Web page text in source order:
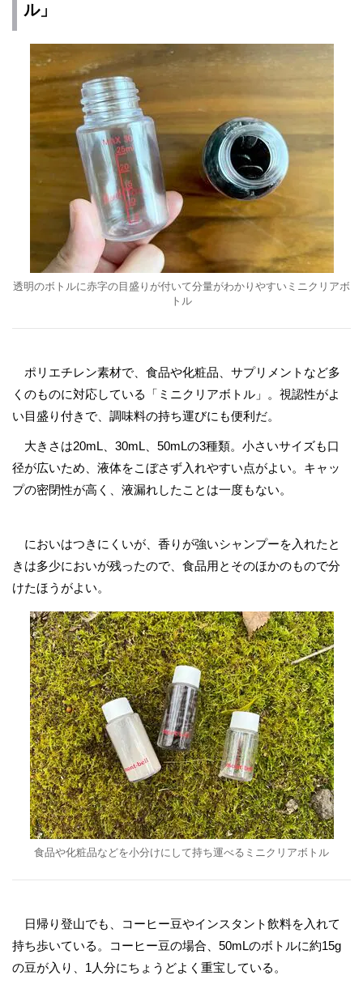
ル」
透明のボトルに赤字の目盛りが付いて分量がわかりやすいミニクリアボ
トル
ポリエチレン素材で、食品や化粧品、サプリメントなど多
くのものに対応している「ミニクリアボトル」。視認性がよ
い目盛り付きで、調味料の持ち運びにも便利だ。
大きさは20mL、30mL、50mLの3種類。小さいサイズも口
径が広いため、液体をこぼさず入れやすい点がよい。キャッ
プの密閉性が高く、液漏れしたことは一度もない。
においはつきにくいが、香りが強いシャンプーを入れたと
きは多少においが残ったので、食品用とそのほかのもので分
けたほうがよい。
食品や化粧品などを小分けにして持ち運べるミニクリアボトル
日帰り登山でも、コーヒー豆やインスタント飲料を入れて
持ち歩いている。コーヒー豆の場合、50mLのボトルに約15g
の豆が入り、1人分にちょうどよく重宝している。